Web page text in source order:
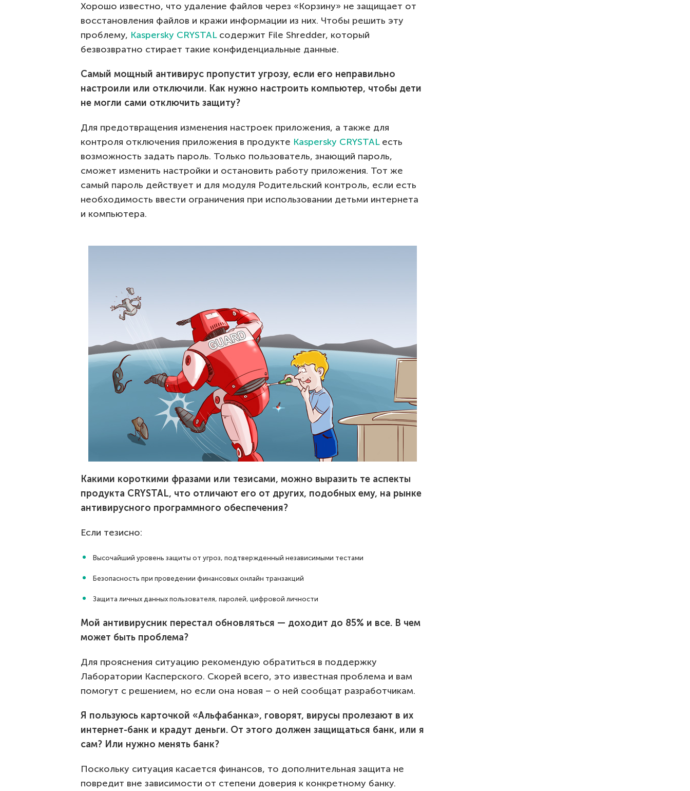
Хорошо известно, что удаление файлов через «Корзину» не защищает от
восстановления файлов и кражи информации из них. Чтобы решить эту
проблему, Kaspersky CRYSTALсодержит File Shredder, который
безвозвратно стирает такие конфиденциальные данные.
Самый мощный антивирус пропустит угрозу, если его неправильно
настроили или отключили. Как нужно настроить компьютер, чтобы дети
не могли сами отключить защиту?
Для предотвращения изменения настроек приложения, а также для
контроля отключения приложения в продукте Kaspersky CRYSTALесть
возможность задать пароль. Только пользователь, знающий пароль,
сможет изменить настройки и остановить работу приложения. Тот же
самый пароль действует и для модуля Родительский контроль, если есть
необходимость ввести ограничения при использовании детьми интернета
и компьютера.
Какими короткими фразами или тезисами, можно выразить те аспекты
продукта CRYSTAL, что отличают его от других, подобных ему, на рынке
антивирусного программного обеспечения?
Если тезисно:
Высочайший уровень защиты от угроз, подтвержденный независимыми тестами
Безопасность при проведении финансовых онлайн транзакций
Защита личных данных пользователя, паролей, цифровой личности
Мой антивирусник перестал обновляться — доходит до 85% и все. В чем
может быть проблема?
Для прояснения ситуацию рекомендую обратиться в поддержку
Лаборатории Касперского. Скорей всего, это известная проблема и вам
помогут с решением, но если она новая – о ней сообщат разработчикам.
Я пользуюсь карточкой «Альфабанка», говорят, вирусы пролезают в их
интернет-банк и крадут деньги. От этого должен защищаться банк, или я
сам? Или нужно менять банк?
Поскольку ситуация касается финансов, то дополнительная защита не
повредит вне зависимости от степени доверия к конкретному банку.